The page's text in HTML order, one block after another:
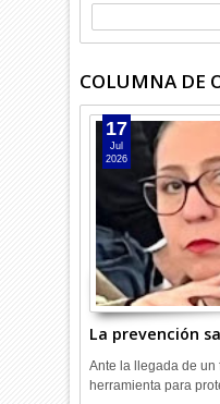
COLUMNA DE
La prevención
17
Jul
2026
Ante la llegada de un
herramienta para